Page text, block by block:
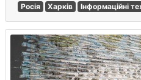
Росія Харків Інформаційні